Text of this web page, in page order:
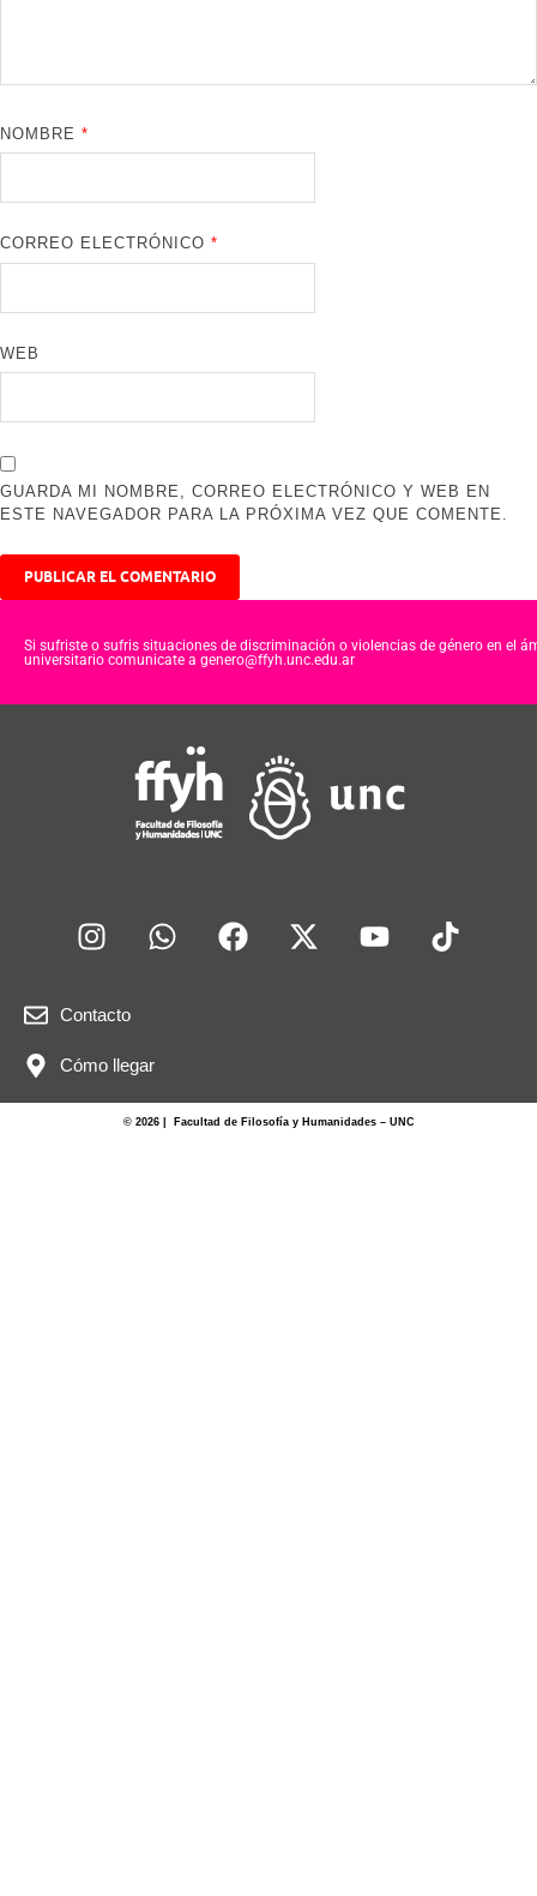
NOMBRE*
CORREO ELECTRÓNICO*
WEB
GUARDA MI NOMBRE, CORREO ELECTRÓNICO Y WEB EN
ESTE NAVEGADOR PARA LA PRÓXIMA VEZ QUE COMENTE.
Si sufriste o sufris situaciones de discriminación o violencias de género en el
universitario comunicate a genero@ffyh.unc.edu.ar
Contacto
Cómo llegar
© 2026 | Facultad de Filosofía y Humanidades – UNC